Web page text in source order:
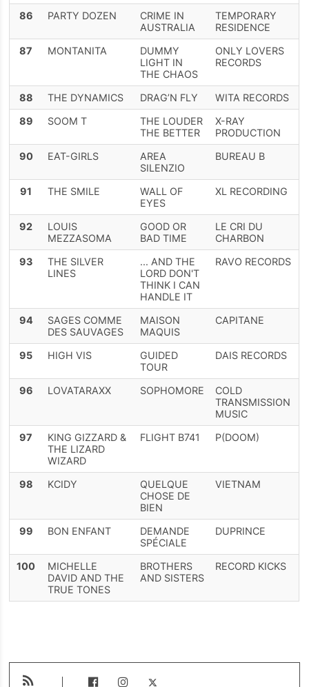
86
PARTY DOZEN
CRIME IN
AUSTRALIA
TEMPORARY
RESIDENCE
87
MONTANITA
DUMMY
LIGHT IN
THE CHAOS
ONLY LOVERS
RECORDS
88 THE DYNAMICS DRAG’N FLY
WITA RECORDS
89
SOOM T
THE LOUDER
THE BETTER
X-RAY
PRODUCTION
90
EAT-GIRLS
AREA
SILENZIO
BUREAU B
91 THE SMILE
WALL OF
EYES
XL RECORDING
92
LOUIS
MEZZASOMA
GOOD OR
BAD TIME
LE CRI DU
CHARBON
93
THE SILVER
LINES
... AND THE
LORD DON'T
THINK I CAN
HANDLE IT
RAVO RECORDS
94
SAGES COMME
DES SAUVAGES
MAISON
MAQUIS
CAPITANE
95 HIGH VIS
GUIDED
TOUR
DAIS RECORDS
96 LOVATARAXX SOPHOMORE
COLD
TRANSMISSION
MUSIC
97
KING GIZZARD &
THE LIZARD
WIZARD
FLIGHT B741 P(DOOM)
98 KCIDY
QUELQUE
CHOSE DE
BIEN
VIETNAM
99 BON ENFANT
DEMANDE
SPÉCIALE
DUPRINCE
100
MICHELLE
DAVID AND THE
TRUE TONES
BROTHERS
AND SISTERS
RECORD KICKS